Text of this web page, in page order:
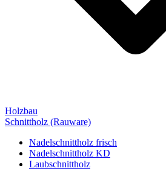
Holzbau
Schnittholz (Rauware)
Nadelschnittholz frisch
Nadelschnittholz KD
Laubschnittholz